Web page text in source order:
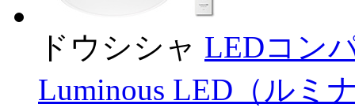
ドウシシャ LEDコン
Luminous LED（ルミ